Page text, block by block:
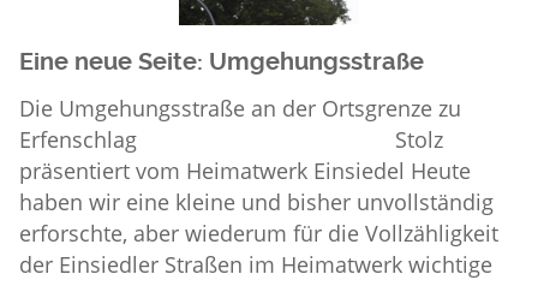
Eine neue Seite: Umgehungsstraße
Die Umgehungsstraße an der Ortsgrenze zu
Erfenschlag Stolz
präsentiert vom Heimatwerk Einsiedel Heute
haben wir eine kleine und bisher unvollständig
erforschte, aber wiederum für die Vollzähligkeit
der Einsiedler Straßen im Heimatwerk wichtige